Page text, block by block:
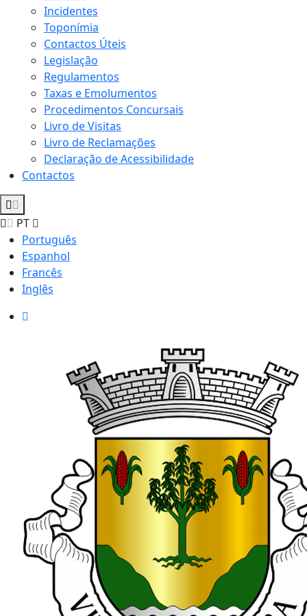
Incidentes
Toponímia
Contactos Úteis
Legislação
Regulamentos
Taxas e Emolumentos
Procedimentos Concursais
Livro de Visitas
Livro de Reclamações
Declaração de Acessibilidade
Contactos
PT
Português
Espanhol
Francês
Inglês